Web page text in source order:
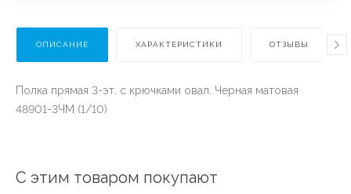
ОПИСАНИЕ ХАРАКТЕРИСТИКИ ОТЗЫВЫ
Полка прямая 3-эт. с крючками овал. Черная матовая
48901-3ЧМ (1/10)
С этим товаром покупают